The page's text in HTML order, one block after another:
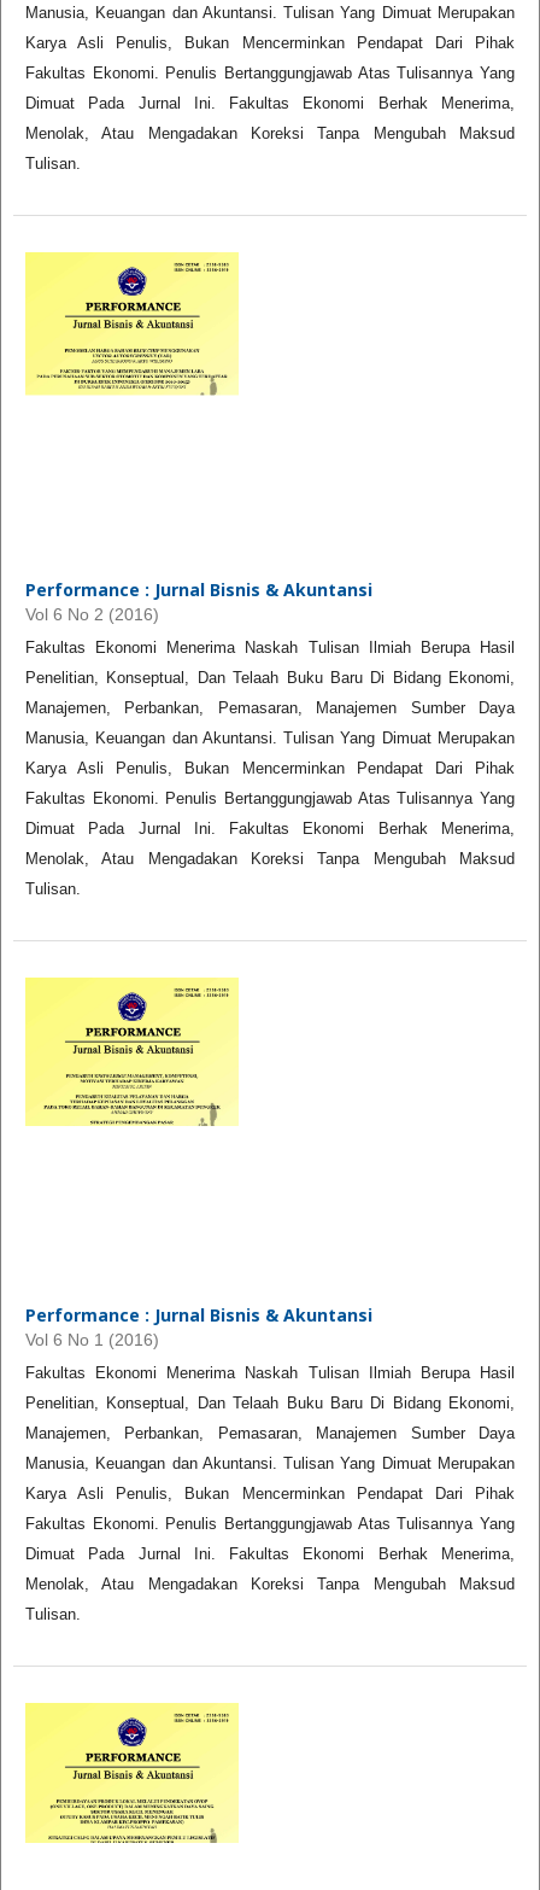
Manusia, Keuangan dan Akuntansi. Tulisan Yang Dimuat Merupakan
Karya Asli Penulis, Bukan Mencerminkan Pendapat Dari Pihak
Fakultas Ekonomi. Penulis Bertanggungjawab Atas Tulisannya Yang
Dimuat Pada Jurnal Ini. Fakultas Ekonomi Berhak Menerima,
Menolak, Atau Mengadakan Koreksi Tanpa Mengubah Maksud
Tulisan.
Performance : Jurnal Bisnis & Akuntansi
Vol 6 No 2 (2016)
Fakultas Ekonomi Menerima Naskah Tulisan Ilmiah Berupa Hasil
Penelitian, Konseptual, Dan Telaah Buku Baru Di Bidang Ekonomi,
Manajemen, Perbankan, Pemasaran, Manajemen Sumber Daya
Manusia, Keuangan dan Akuntansi. Tulisan Yang Dimuat Merupakan
Karya Asli Penulis, Bukan Mencerminkan Pendapat Dari Pihak
Fakultas Ekonomi. Penulis Bertanggungjawab Atas Tulisannya Yang
Dimuat Pada Jurnal Ini. Fakultas Ekonomi Berhak Menerima,
Menolak, Atau Mengadakan Koreksi Tanpa Mengubah Maksud
Tulisan.
Performance : Jurnal Bisnis & Akuntansi
Vol 6 No 1 (2016)
Fakultas Ekonomi Menerima Naskah Tulisan Ilmiah Berupa Hasil
Penelitian, Konseptual, Dan Telaah Buku Baru Di Bidang Ekonomi,
Manajemen, Perbankan, Pemasaran, Manajemen Sumber Daya
Manusia, Keuangan dan Akuntansi. Tulisan Yang Dimuat Merupakan
Karya Asli Penulis, Bukan Mencerminkan Pendapat Dari Pihak
Fakultas Ekonomi. Penulis Bertanggungjawab Atas Tulisannya Yang
Dimuat Pada Jurnal Ini. Fakultas Ekonomi Berhak Menerima,
Menolak, Atau Mengadakan Koreksi Tanpa Mengubah Maksud
Tulisan.